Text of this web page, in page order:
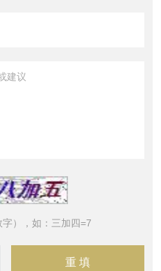
），如：三加四=7